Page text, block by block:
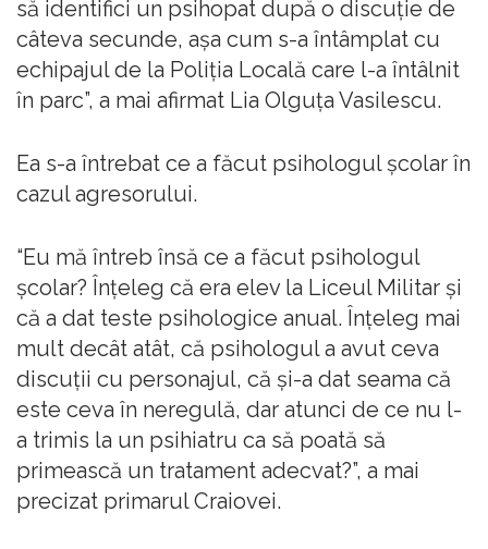
să identifici un psihopat după o discuţie de
câteva secunde, aşa cum s-a întâmplat cu
echipajul de la Poliţia Locală care l-a întâlnit
în parc”, a mai afirmat Lia Olguţa Vasilescu.
Ea s-a întrebat ce a făcut psihologul şcolar în
cazul agresorului.
“Eu mă întreb însă ce a făcut psihologul
şcolar? Înţeleg că era elev la Liceul Militar şi
că a dat teste psihologice anual. Înţeleg mai
mult decât atât, că psihologul a avut ceva
discuţii cu personajul, că şi-a dat seama că
este ceva în neregulă, dar atunci de ce nu l-
a trimis la un psihiatru ca să poată să
primească un tratament adecvat?”, a mai
precizat primarul Craiovei.